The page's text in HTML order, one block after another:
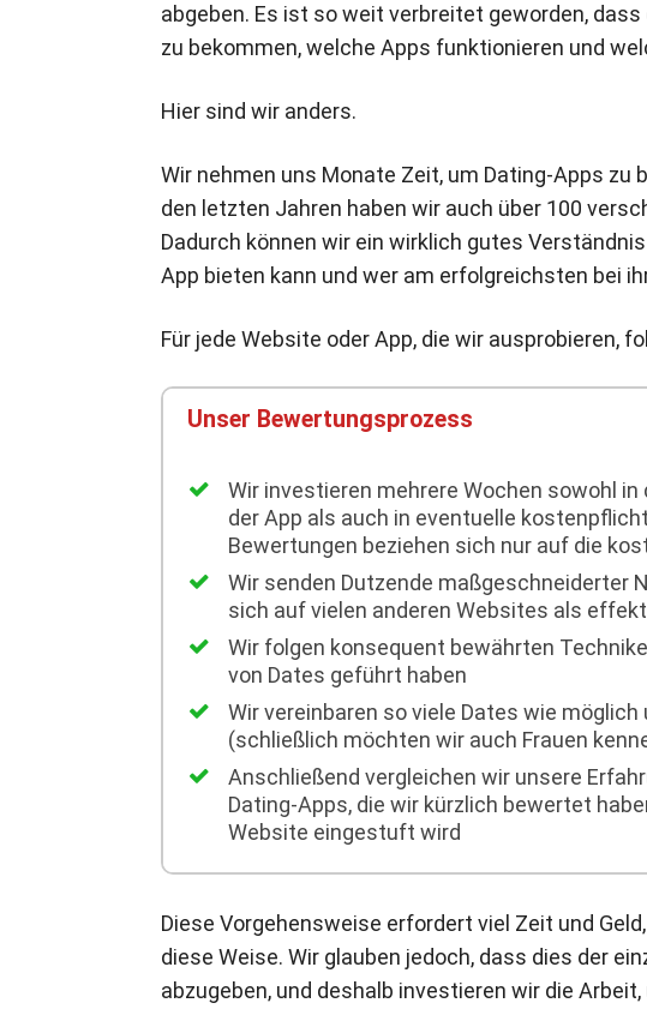
abgeben. Es ist so weit verbreitet geworden,
zu bekommen, welche Apps funktionieren und
Hier sind wir anders.
Wir nehmen uns Monate Zeit, um Dating-Apps zu
den letzten Jahren haben wir auch über 100
Dadurch können wir ein wirklich gutes
App bieten kann und wer am erfolgreichsten bei
Für jede Website oder App, die wir ausprobieren,
Unser Bewertungsprozess
Wir investieren mehrere Wochen sowohl
der App als auch in eventuelle
Bewertungen beziehen sich nur auf die
Wir senden Dutzende maßgeschneiderter
sich auf vielen anderen Websites als
Wir folgen konsequent bewährten
von Dates geführt haben
Wir vereinbaren so viele Dates wie
(schließlich möchten wir auch Frauen
Anschließend vergleichen wir unsere
Dating-Apps, die wir kürzlich bewertet
Website eingestuft wird
Diese Vorgehensweise erfordert viel Zeit und
diese Weise. Wir glauben jedoch, dass dies der
abzugeben, und deshalb investieren wir die